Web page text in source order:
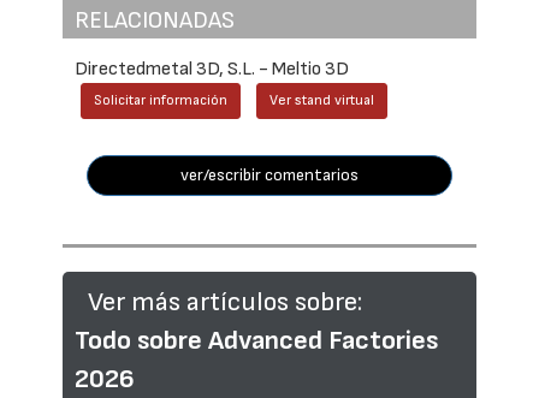
RELACIONADAS
Directedmetal 3D, S.L. - Meltio 3D
Solicitar información Ver stand virtual
ver/escribir comentarios
Ver más artículos sobre:
Todo sobre Advanced Factories
2026